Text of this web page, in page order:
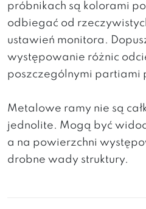
próbnikach są kolorami
odbiegać od
ustawień monitora.
występowanie różnic
poszczególnymi partiami
Metalowe ramy nie są
jednolite. Mogą być
a na powierzchni
drobne wady struktury.